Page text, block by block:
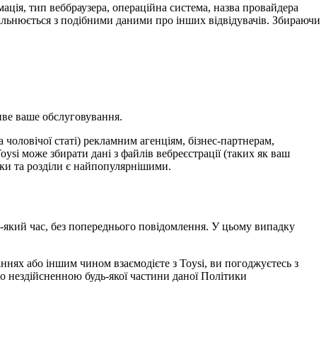
тип веббраузера, операційна система, назва провайдера
з подібними даними про інших відвідувачів. Збираючи
ваше обслуговування.
статі) рекламним агенціям, бізнес-партнерам,
може збирати дані з файлів вебреєстрації (таких як ваш
та розділи є найпопулярнішими.
час, без попереднього повідомлення. У цьому випадку
або іншим чином взаємодієте з Toysi, ви погоджуєтесь з
будь-якої частини даної Політики